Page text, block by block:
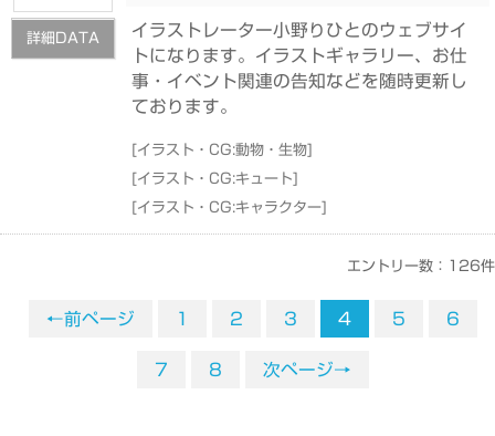
詳細DATA
イラストレーター小野りひとのウェブサイ
トになります。イラストギャラリー、お仕
事・イベント関連の告知などを随時更新し
ております。
[イラスト・CG:動物・生物]
[イラスト・CG:キュート]
[イラスト・CG:キャラクター]
エントリー数：126件
←前ページ 1 2 3 4 5 6
7 8 次ページ→